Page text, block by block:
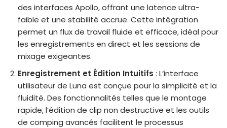
des interfaces Apollo, offrant une latence ultra-
faible et une stabilité accrue. Cette intégration
permet un flux de travail fluide et efficace, idéal pour
les enregistrements en direct et les sessions de
mixage exigeantes.
Enregistrement et Édition Intuitifs : L’interface
utilisateur de Luna est conçue pour la simplicité et la
fluidité. Des fonctionnalités telles que le montage
rapide, l’édition de clip non destructive et les outils
de comping avancés facilitent le processus